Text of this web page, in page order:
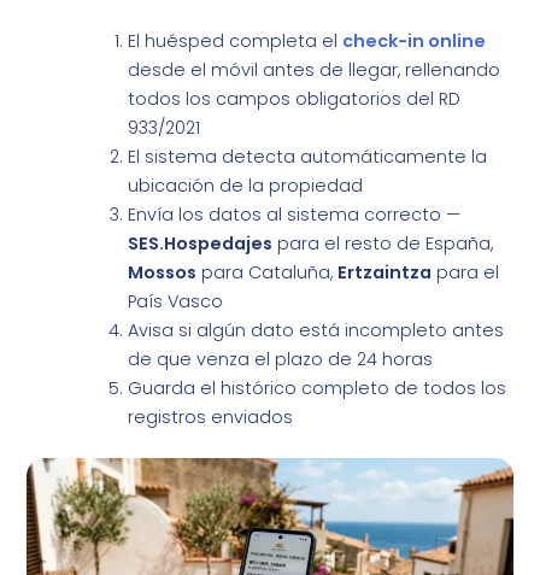
El huésped completa el check-in online
desde el móvil antes de llegar, rellenando
todos los campos obligatorios del RD
933/2021
El sistema detecta automáticamente la
ubicación de la propiedad
Envía los datos al sistema correcto —
SES.Hospedajes para el resto de España,
Mossos para Cataluña, Ertzaintza para el
País Vasco
Avisa si algún dato está incompleto antes
de que venza el plazo de 24 horas
Guarda el histórico completo de todos los
registros enviados